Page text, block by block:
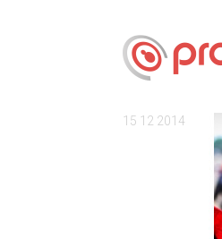
15 12 2014